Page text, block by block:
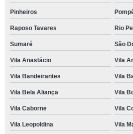
Pinheiros
Raposo Tavares Rio
Sumaré São
Vila Anastácio Vila
Vila Bandeirantes Vila
Vila Bela Aliança Vila
Vila Caborne Vila
Vila Leopoldina Vila